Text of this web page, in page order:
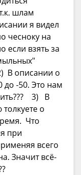
шлам
я видел
чесноку на
если взять за
В описании о
до -50. Это нам
3) В
о
Что
при
всего
Значит всё-